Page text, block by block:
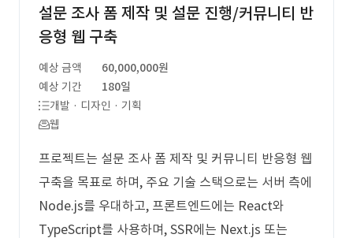
설문 조사 폼 제작 및 설문 진행/커뮤니티 반
응형 웹 구축
예상 금액
60,000,000원
예상 기간
180일
개발 · 디자인 · 기획
웹
프로젝트는 설문 조사 폼 제작 및 커뮤니티 반응형 웹
구축을 목표로 하며, 주요 기술 스택으로는 서버 측에
Node.js를 우대하고, 프론트엔드에는 React와
TypeScript를 사용하며, SSR에는 Next.js 또는